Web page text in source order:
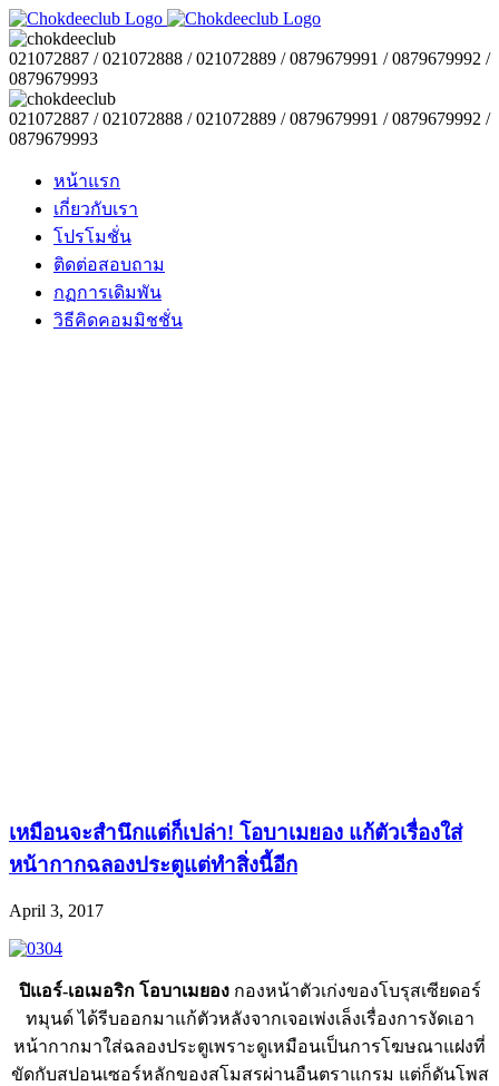
021072887 / 021072888 / 021072889 / 0879679991 / 0879679992 /
0879679993
021072887 / 021072888 / 021072889 / 0879679991 / 0879679992 /
0879679993
หน้าแรก
เกี่ยวกับเรา
โปรโมชั่น
ติดต่อสอบถาม
กฏการเดิมพัน
วิธีคิดคอมมิชชั่น
เหมือนจะสำนึกแต่ก็เปล่า! โอบาเมยอง แก้ตัวเรื่องใส่
หน้ากากฉลองประตูแต่ทำสิ่งนี้อีก
April 3, 2017
ปิแอร์-เอเมอริก โอบาเมยองกองหน้าตัวเก่งของโบรุสเซียดอร์
ทมุนด์ ได้รีบออกมาแก้ตัวหลังจากเจอเพ่งเล็งเรื่องการงัดเอา
หน้ากากมาใส่ฉลองประตูเพราะดูเหมือนเป็นการโฆษณาแฝงที่
ขัดกับสปอนเซอร์หลักของสโมสรผ่านอืนตราแกรม แต่ก็ดันโพส